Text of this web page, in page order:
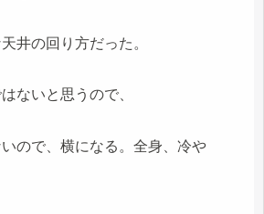
井の回り方だった。
ないと思うので、
ので、横になる。全身、冷や